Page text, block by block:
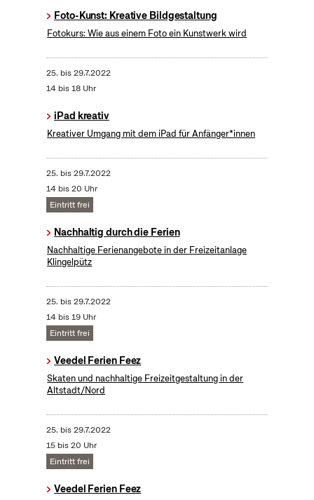
Foto-Kunst: Kreative Bildgestaltung
Fotokurs: Wie aus einem Foto ein Kunstwerk wird
25. bis29.7.2022
14 bis 18 Uhr
iPad kreativ
Kreativer Umgang mit dem iPad für Anfänger*innen
25. bis29.7.2022
14 bis 20 Uhr
Eintritt frei
Nachhaltig durch die Ferien
Nachhaltige Ferienangebote in der Freizeitanlage
Klingelpütz
25. bis29.7.2022
14 bis 19 Uhr
Eintritt frei
Veedel Ferien Feez
Skaten und nachhaltige Freizeitgestaltung in der
Altstadt/Nord
25. bis29.7.2022
15 bis 20 Uhr
Eintritt frei
Veedel Ferien Feez